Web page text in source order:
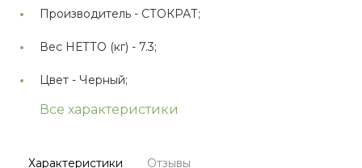
Производитель - СТОКРАТ;
Вес НЕТТО (кг) - 7.3;
Цвет - Черный;
Все характеристики
Характеристики Отзывы